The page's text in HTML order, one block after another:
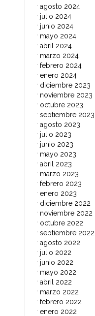
agosto 2024
julio 2024
junio 2024
mayo 2024
abril 2024
marzo 2024
febrero 2024
enero 2024
diciembre 2023
noviembre 2023
octubre 2023
septiembre 2023
agosto 2023
julio 2023
junio 2023
mayo 2023
abril 2023
marzo 2023
febrero 2023
enero 2023
diciembre 2022
noviembre 2022
octubre 2022
septiembre 2022
agosto 2022
julio 2022
junio 2022
mayo 2022
abril 2022
marzo 2022
febrero 2022
enero 2022